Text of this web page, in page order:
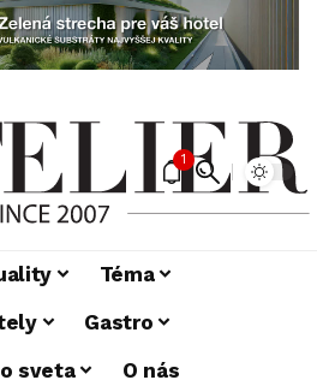
1
Téma
Gastro
sveta
O nás